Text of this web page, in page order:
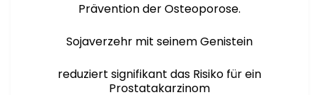
Prävention der Osteoporose.
Sojaverzehr mit seinem Genistein
reduziert signifikant das Risiko für ein
Prostatakarzinom